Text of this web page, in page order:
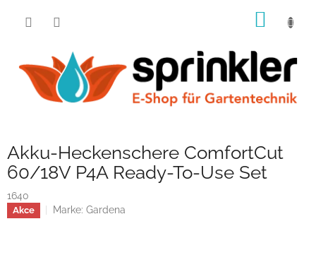
Akku-Heckenschere ComfortCut
60/18V P4A Ready-To-Use Set
1640
Akce Marke: Gardena